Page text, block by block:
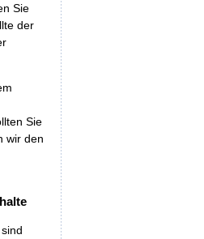
Sie
der
Sie
wir den